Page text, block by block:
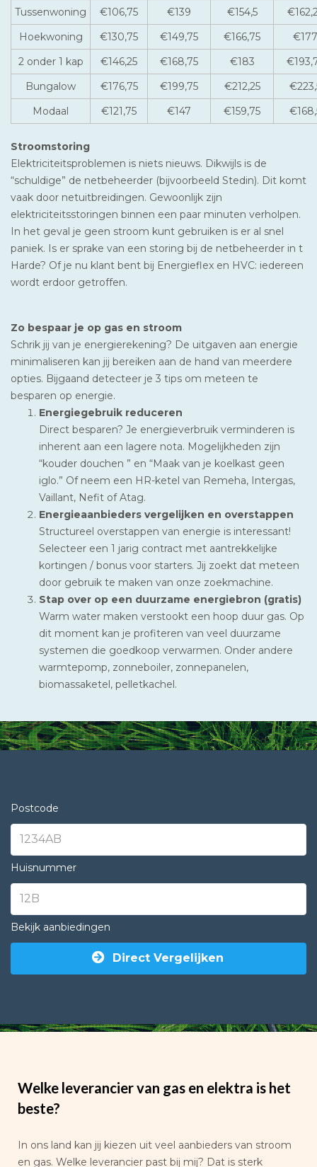
Tussenwoning
€106,75 €139 €154,5
Hoekwoning
€130,75 €149,75 €166,75
€177
2 onder 1 kap
€146,25 €168,75 €183
Bungalow
€176,75 €199,75 €212,25
Modaal
€121,75 €147 €159,75
Stroomstoring
Elektriciteitsproblemen is niets nieuws. Dikwijls is de
“schuldige” de netbeheerder (bijvoorbeeld Stedin). Dit komt
vaak door netuitbreidingen. Gewoonlijk zijn
elektriciteitsstoringen binnen een paar minuten verholpen.
In het geval je geen stroom kunt gebruiken is er al snel
paniek. Is er sprake van een storing bij de netbeheerder in t
Harde? Of je nu klant bent bij Energieflex en HVC: iedereen
wordt erdoor getroffen.
Zo bespaar je op gas en stroom
Schrik jij van je energierekening? De uitgaven aan energie
minimaliseren kan jij bereiken aan de hand van meerdere
opties. Bijgaand detecteer je 3 tips om meteen te
besparen op energie.
Energiegebruik reduceren
Direct besparen? Je energieverbruik verminderen is
inherent aan een lagere nota. Mogelijkheden zijn
“kouder douchen ” en “Maak van je koelkast geen
iglo.” Of neem een HR-ketel van Remeha, Intergas,
Vaillant, Nefit of Atag.
Energieaanbieders vergelijken en overstappen
Structureel overstappen van energie is interessant!
Selecteer een 1 jarig contract met aantrekkelijke
kortingen / bonus voor starters. Jij zoekt dat meteen
door gebruik te maken van onze zoekmachine.
Stap over op een duurzame energiebron (gratis)
Warm water maken verstookt een hoop duur gas. Op
dit moment kan je profiteren van veel duurzame
systemen die goedkoop verwarmen. Onder andere
warmtepomp, zonneboiler, zonnepanelen,
biomassaketel, pelletkachel.
Postcode
Huisnummer
Bekijk aanbiedingen
Direct Vergelijken
Welke leverancier van gas en elektra is het
beste?
In ons land kan jij kiezen uit veel aanbieders van stroom
en gas. Welke leverancier past bij mij? Dat is sterk